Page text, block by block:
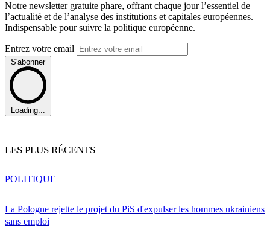
Notre newsletter gratuite phare, offrant chaque jour l’essentiel de
l’actualité et de l’analyse des institutions et capitales européennes.
Indispensable pour suivre la politique européenne.
Entrez votre email
S'abonner
Loading...
LES PLUS RÉCENTS
La Pologne rejette le projet du PiS d'expulser les hommes ukrainiens
sans emploi
POLITIQUE